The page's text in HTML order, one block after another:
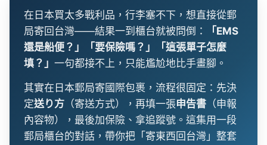
在日本買太多戰利品，行李塞不下，想直接從郵
局寄回台灣——結果一到櫃台就被問倒：
「EMS
還是船便？」「要保險嗎？」「這張單子怎麼
填？」 一句都接不上，只能尷尬地比手畫腳。
其實在日本郵局寄國際包裹，流程很固定：先決
定送り方 （寄送方式），再填一張申告書 （申報
內容物），最後加保險、拿追蹤號。這集用一段
郵局櫃台的對話，帶你把「寄東西回台灣」整套